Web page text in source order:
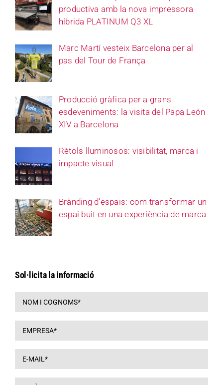
productiva amb la nova impressora
híbrida PLATINUM Q3 XL
Marc Martí vesteix Barcelona per al
pas del Tour de França
Producció gràfica per a grans
esdeveniments: la visita del Papa León
XIV a Barcelona
Rètols lluminosos: visibilitat, marca i
impacte visual
Brànding d’espais: com transformar un
espai buit en una experiència de marca
Sol·licita la informació